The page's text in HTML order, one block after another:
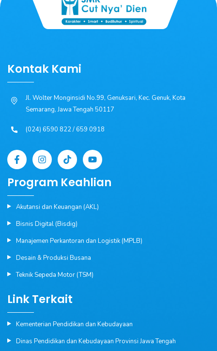
Kontak Kami
Jl. Wolter Monginsidi No.99, Genuksari, Kec. Genuk, Kota
Semarang, Jawa Tengah 50117
(024) 6590 822 / 659 0918
Program Keahlian
Akutansi dan Keuangan (AKL)
Bisnis Digital (Bisdig)
Manajemen Perkantoran dan Logistik (MPLB)
Desain & Produksi Busana
Teknik Sepeda Motor (TSM)
Link Terkait
Kementerian Pendidikan dan Kebudayaan
Dinas Pendidikan dan Kebudayaan Provinsi Jawa Tengah